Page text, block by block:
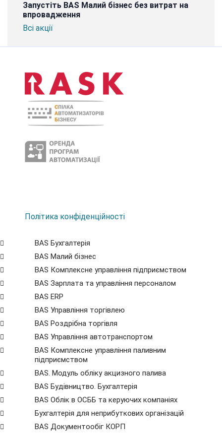
Запустіть BAS Малий бізнес без витрат на
впровадження
Всі акції
Політика конфіденційності
BAS Бухгалтерія
BAS Малий бізнес
BAS Комплексне управління підприємством
BAS Зарплата та управління персоналом
BAS ERP
BAS Управління торгівлею
BAS Роздрібна торгівля
BAS Управління автотранспортом
BAS Комплексне управління паливним
підприємством
BAS. Модуль обліку акцизного палива
BAS Будівництво. Бухгалтерія
BAS Облік в ОСББ та керуючих компаніях
Бухгалтерія для неприбуткових організацій
BAS Документообіг КОРП